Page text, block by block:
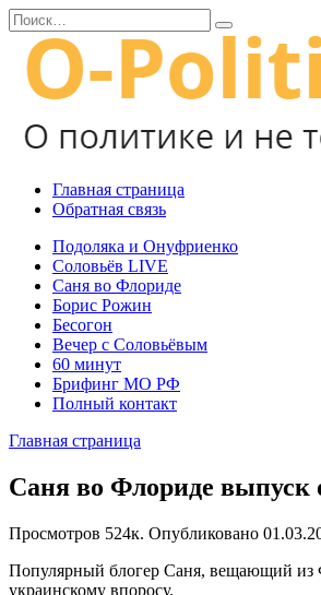
Перейти
к
содержанию
Search
for:
Главная страница
Обратная связь
Подоляка и Онуфриенко
Соловьёв LIVE
Саня во Флориде
Борис Рожин
Бесогон
Вечер с Соловьёвым
60 минут
Брифинг МО РФ
Полный контакт
Главная страница
Саня во Флориде выпуск
Просмотров 524к. Опубликовано
Популярный блогер Саня, вещающий из
украинскому впоросу.